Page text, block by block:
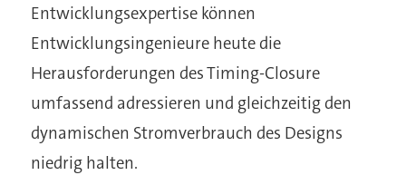
Entwicklungsexpertise können
Entwicklungsingenieure heute die
Herausforderungen des Timing-Closure
umfassend adressieren und gleichzeitig den
dynamischen Stromverbrauch des Designs
niedrig halten.